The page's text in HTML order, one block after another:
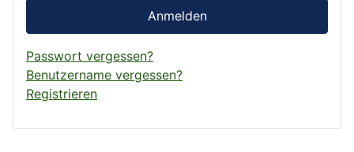
Anmelden
Passwort vergessen?
Benutzername vergessen?
Registrieren